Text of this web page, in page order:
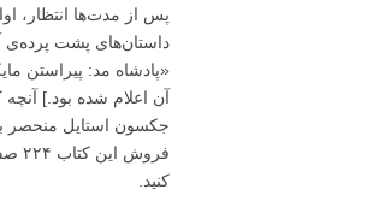
پس از مدت‌ها انتظار،
داستان‌های پشت
آن اعلام شده بود.]
جکسون استایل منحصر
فروش این کتاب ۲۲۴ صفحه‌ای از ۱ نوامبر امسال در
کنید.